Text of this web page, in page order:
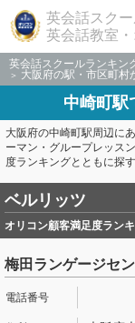
英会話スク
英会話教室
英会話スクールランキン
大阪府の駅・市区町村
中崎町駅
大阪府の中崎町駅周辺に
ーマン・グループレッス
度ランキングとともに探
ベルリッツ
オリコン顧客満足度ラン
梅田ランゲージセ